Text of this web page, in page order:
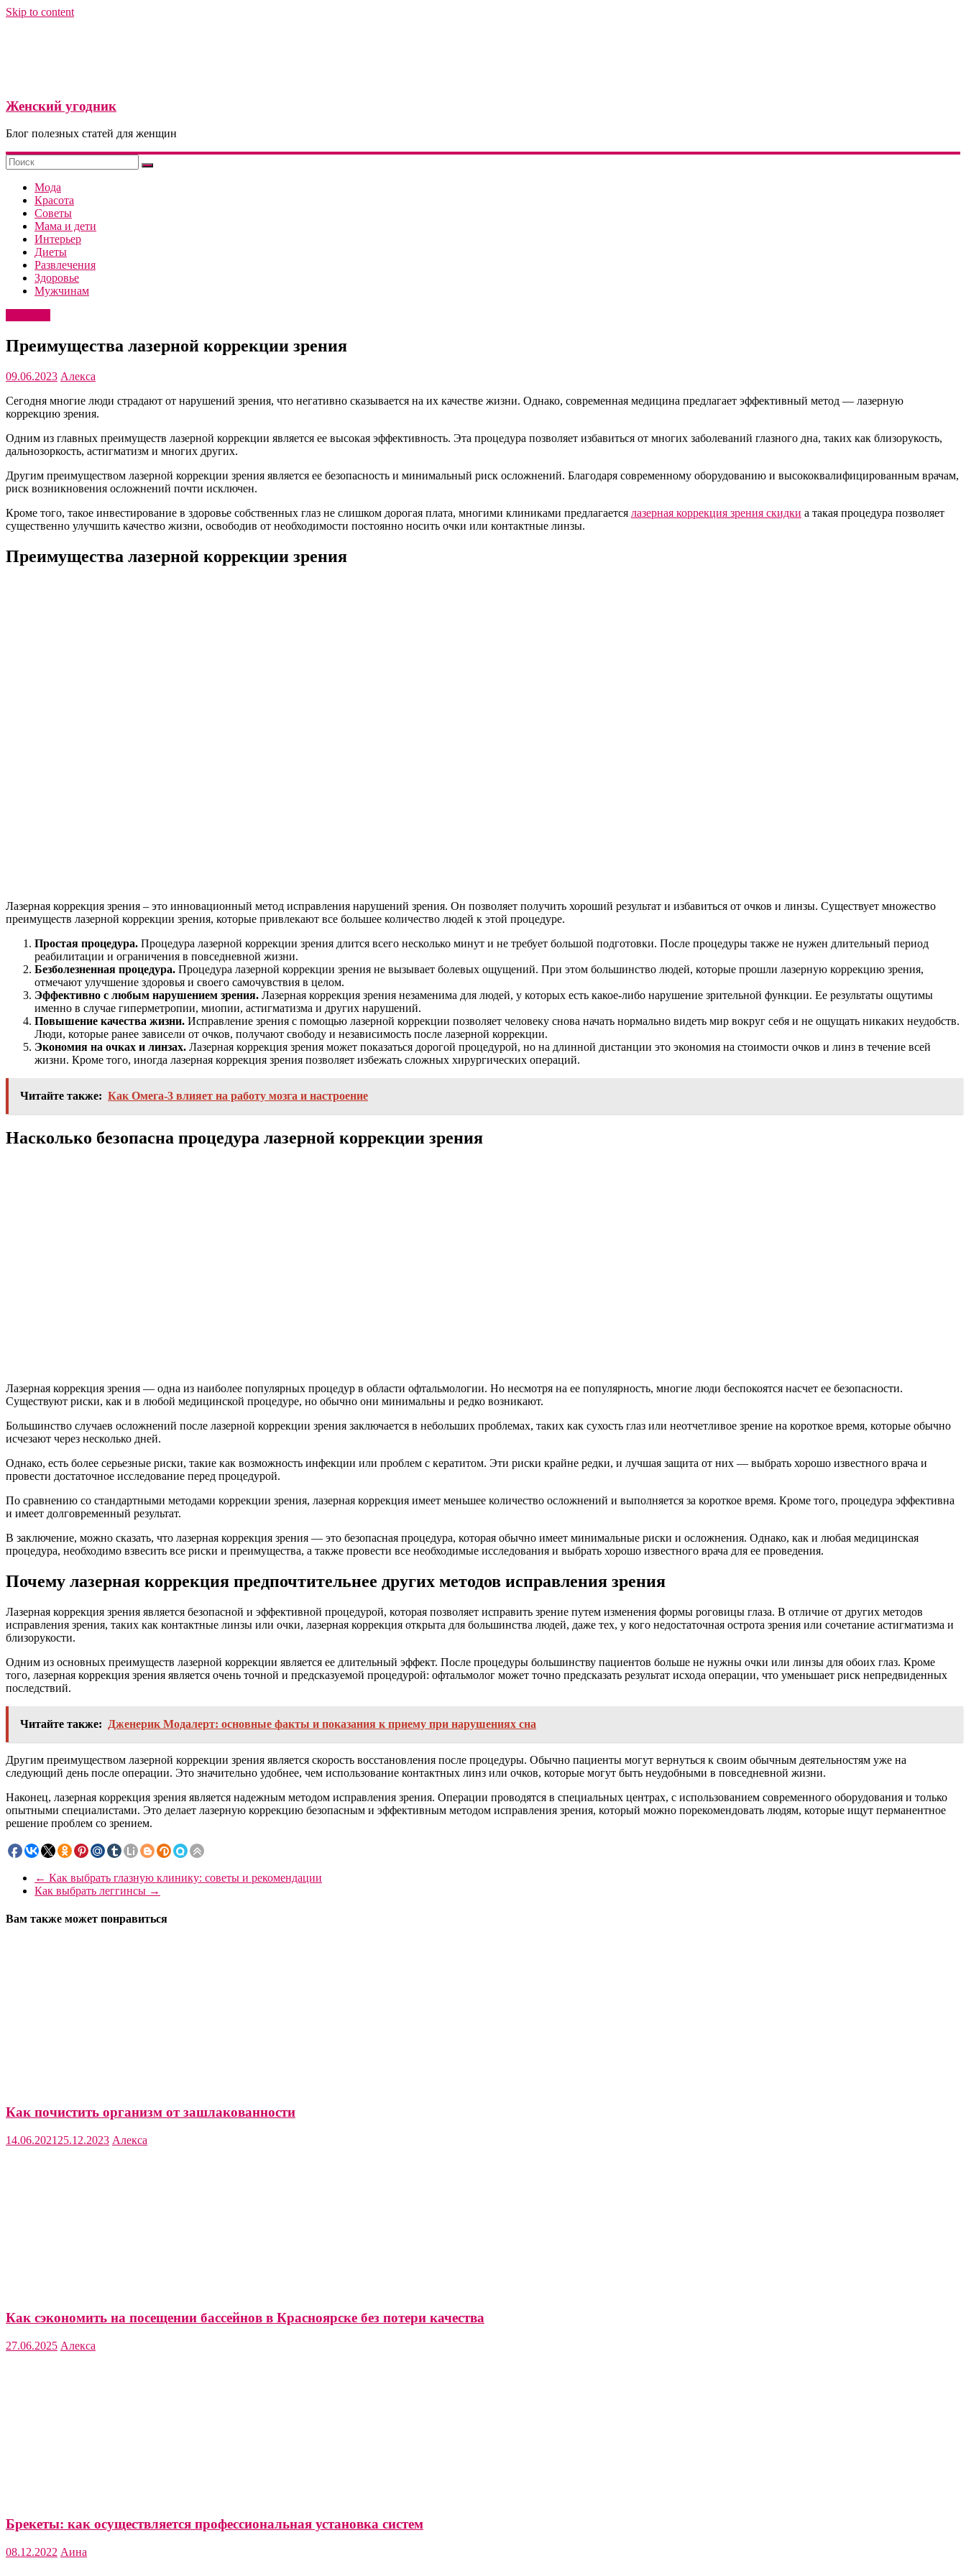
Skip to content
Женский угодник
Блог полезных статей для женщин
Мода
Красота
Советы
Мама и дети
Интерьер
Диеты
Развлечения
Здоровье
Мужчинам
Преимущества лазерной коррекции зрения
09.06.2023 Алекса
Сегодня многие люди страдают от нарушений зрения, что негативно сказывается на их качестве жизни. Однако, современная медицина предлагает эффективный метод — лазерную
коррекцию зрения.
Одним из главных преимуществ лазерной коррекции является ее высокая эффективность. Эта процедура позволяет избавиться от многих заболеваний глазного дна, таких как близорукость,
дальнозоркость, астигматизм и многих других.
Другим преимуществом лазерной коррекции зрения является ее безопасность и минимальный риск осложнений. Благодаря современному оборудованию и высококвалифицированным врачам,
риск возникновения осложнений почти исключен.
Кроме того, такое инвестирование в здоровье собственных глаз не слишком дорогая плата, многими клиниками предлагается лазерная коррекция зрения скидки а такая процедура позволяет
существенно улучшить качество жизни, освободив от необходимости постоянно носить очки или контактные линзы.
Преимущества лазерной коррекции зрения
Лазерная коррекция зрения – это инновационный метод исправления нарушений зрения. Он позволяет получить хороший результат и избавиться от очков и линзы. Существует множество
преимуществ лазерной коррекции зрения, которые привлекают все большее количество людей к этой процедуре.
Простая процедура. Процедура лазерной коррекции зрения длится всего несколько минут и не требует большой подготовки. После процедуры также не нужен длительный период
реабилитации и ограничения в повседневной жизни.
Безболезненная процедура. Процедура лазерной коррекции зрения не вызывает болевых ощущений. При этом большинство людей, которые прошли лазерную коррекцию зрения,
отмечают улучшение здоровья и своего самочувствия в целом.
Эффективно с любым нарушением зрения. Лазерная коррекция зрения незаменима для людей, у которых есть какое-либо нарушение зрительной функции. Ее результаты ощутимы
именно в случае гиперметропии, миопии, астигматизма и других нарушений.
Повышение качества жизни. Исправление зрения с помощью лазерной коррекции позволяет человеку снова начать нормально видеть мир вокруг себя и не ощущать никаких неудобств.
Люди, которые ранее зависели от очков, получают свободу и независимость после лазерной коррекции.
Экономия на очках и линзах. Лазерная коррекция зрения может показаться дорогой процедурой, но на длинной дистанции это экономия на стоимости очков и линз в течение всей
жизни. Кроме того, иногда лазерная коррекция зрения позволяет избежать сложных хирургических операций.
Читайте также: Как Омега-3 влияет на работу мозга и настроение
Насколько безопасна процедура лазерной коррекции зрения
Лазерная коррекция зрения — одна из наиболее популярных процедур в области офтальмологии. Но несмотря на ее популярность, многие люди беспокоятся насчет ее безопасности.
Существуют риски, как и в любой медицинской процедуре, но обычно они минимальны и редко возникают.
Большинство случаев осложнений после лазерной коррекции зрения заключается в небольших проблемах, таких как сухость глаз или неотчетливое зрение на короткое время, которые обычно
исчезают через несколько дней.
Однако, есть более серьезные риски, такие как возможность инфекции или проблем с кератитом. Эти риски крайне редки, и лучшая защита от них — выбрать хорошо известного врача и
провести достаточное исследование перед процедурой.
По сравнению со стандартными методами коррекции зрения, лазерная коррекция имеет меньшее количество осложнений и выполняется за короткое время. Кроме того, процедура эффективна
и имеет долговременный результат.
В заключение, можно сказать, что лазерная коррекция зрения — это безопасная процедура, которая обычно имеет минимальные риски и осложнения. Однако, как и любая медицинская
процедура, необходимо взвесить все риски и преимущества, а также провести все необходимые исследования и выбрать хорошо известного врача для ее проведения.
Почему лазерная коррекция предпочтительнее других методов исправления зрения
Лазерная коррекция зрения является безопасной и эффективной процедурой, которая позволяет исправить зрение путем изменения формы роговицы глаза. В отличие от других методов
исправления зрения, таких как контактные линзы или очки, лазерная коррекция открыта для большинства людей, даже тех, у кого недостаточная острота зрения или сочетание астигматизма и
близорукости.
Одним из основных преимуществ лазерной коррекции является ее длительный эффект. После процедуры большинству пациентов больше не нужны очки или линзы для обоих глаз. Кроме
того, лазерная коррекция зрения является очень точной и предсказуемой процедурой: офтальмолог может точно предсказать результат исхода операции, что уменьшает риск непредвиденных
последствий.
Читайте также: Дженерик Модалерт: основные факты и показания к приему при нарушениях сна
Другим преимуществом лазерной коррекции зрения является скорость восстановления после процедуры. Обычно пациенты могут вернуться к своим обычным деятельностям уже на
следующий день после операции. Это значительно удобнее, чем использование контактных линз или очков, которые могут быть неудобными в повседневной жизни.
Наконец, лазерная коррекция зрения является надежным методом исправления зрения. Операции проводятся в специальных центрах, с использованием современного оборудования и только
опытными специалистами. Это делает лазерную коррекцию безопасным и эффективным методом исправления зрения, который можно порекомендовать людям, которые ищут перманентное
решение проблем со зрением.
← Как выбрать глазную клинику: советы и рекомендации
Как выбрать леггинсы →
Вам также может понравиться
Как почистить организм от зашлакованности
14.06.2021 25.12.2023 Алекса
Как сэкономить на посещении бассейнов в Красноярске без потери качества
27.06.2025 Алекса
Брекеты: как осуществляется профессиональная установка систем
08.12.2022 Аина